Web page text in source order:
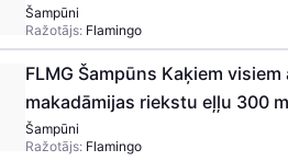
Šampūni
Ražotājs: Flamingo
FLMG Šampūns Kaķiem
makadāmijas riekstu eļļu 300
Šampūni
Ražotājs: Flamingo